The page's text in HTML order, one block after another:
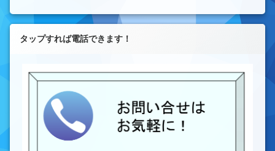
タップすれば電話できます！